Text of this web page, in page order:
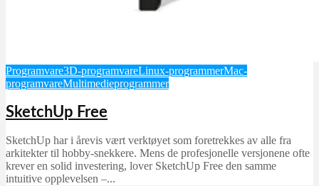
Programvare3D-programvareLinux-programmerMac-
programvareMultimedieprogrammer
SketchUp Free
SketchUp har i årevis vært verktøyet som foretrekkes av alle fra
arkitekter til hobby-snekkere. Mens de profesjonelle versjonene ofte
krever en solid investering, lover SketchUp Free den samme
intuitive opplevelsen –...